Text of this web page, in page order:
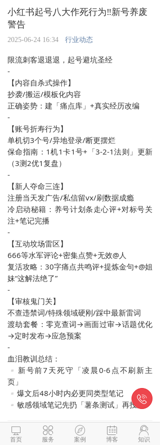
小红书起号八大作死行为‼新号养废
警告
2025-06-24 16:34 行业动态
限流刺客退退退，起号避坑圣经
-
【内容自杀式操作】
抄袭/搬运/模板化内容
正确姿势：建「痛点库」+真实经历改编
-
【账号折寿行为】
单机切3个号/异地登录/断更摆烂
保命指南：1机1卡1号+「3-2-1法则」更新
（3测2优1复盘）
-
【新人夺命三连】
注册当天发广告/私信留vx/刷数据成瘾
冷启动秘籍：养号计划条走心评+对标号关
注+笔记完播
-
【互动坟场雷区】
666等水军评论+密集点赞+无效@人
复活攻略：30字痛点共鸣评+提炼金句+@姐
妹“这解法绝了”
-
【审核鬼门关】
不查违禁词/特殊领域硬刚/踩中最新雷词
渡劫套餐：零克查词→画面过审→话题优化
→定时发布→应急预案
-
血泪教训总结：
▫新号前7天死守「凌晨0-6点不刷新主
页」
▫爆文后48小时内必更同类型笔记
▫敏感领域笔记先扔「薯条测试」再投放
微信与项目经理沟通

首页

服务

案例

博客

知识
